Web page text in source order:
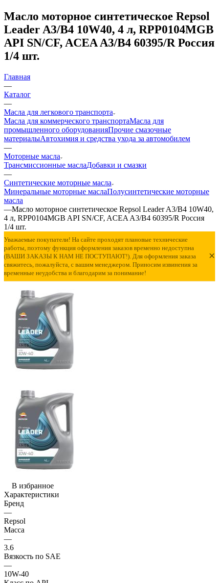
Масло моторное синтетическое Repsol
Leader A3/B4 10W40, 4 л, RPP0104MGB
API SN/CF, ACEA A3/B4 60395/R Россия
1/4 шт.
Главная
—
Каталог
—
Масла для легкового транспорта
Масла для коммерческого транспортаМасла для
промышленного оборудованияПрочие смазочные
материалыАвтохимия и средства ухода за автомобилем
—
Моторные масла
Трансмиссионные маслаДобавки и смазки
—
Синтетические моторные масла
Минеральные моторные маслаПолусинтетические моторные
масла
—Масло моторное синтетическое Repsol Leader A3/B4 10W40,
4 л, RPP0104MGB API SN/CF, ACEA A3/B4 60395/R Россия
1/4 шт.
Уважаемые покупатели! На сайте проходят плановые технические
работы, поэтому функция оформления заказов временно недоступна
(ВАШИ ЗАКАЗЫ К НАМ НЕ ПОСТУПАЮТ!). Для оформления заказа
свяжитесь, пожалуйста, с вашим менеджером. Приносим извинения за
временные неудобства и благодарим за понимание!
×
В избранное
Характеристики
Бренд
—
Repsol
Масса
—
3.6
Вязкость по SAE
—
10W-40